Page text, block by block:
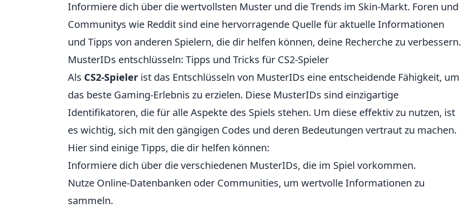
Informiere dich über die wertvollsten Muster und die Trends im Skin-Markt. Foren und
Communitys wie Reddit sind eine hervorragende Quelle für aktuelle Informationen
und Tipps von anderen Spielern, die dir helfen können, deine Recherche zu verbessern.
MusterIDs entschlüsseln: Tipps und Tricks für CS2-Spieler
Als CS2-Spieler ist das Entschlüsseln von MusterIDs eine entscheidende Fähigkeit, um
das beste Gaming-Erlebnis zu erzielen. Diese MusterIDs sind einzigartige
Identifikatoren, die für alle Aspekte des Spiels stehen. Um diese effektiv zu nutzen, ist
es wichtig, sich mit den gängigen Codes und deren Bedeutungen vertraut zu machen.
Hier sind einige Tipps, die dir helfen können:
Informiere dich über die verschiedenen MusterIDs, die im Spiel vorkommen.
Nutze Online-Datenbanken oder Communities, um wertvolle Informationen zu
sammeln.